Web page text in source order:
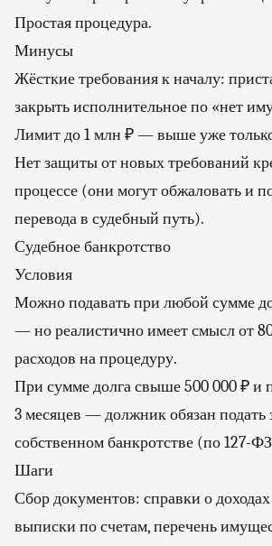
Простая процедура.
Минусы
Жёсткие требования к началу:
закрыть исполнительное по «нет
Лимит до 1 млн ₽ — выше уже
Нет защиты от новых требований
процессе (они могут обжаловать и
перевода в судебный путь).
Судебное банкротство
Условия
Можно подавать при любой сумме
— но реалистично имеет смысл от
расходов на процедуру.
При сумме долга свыше 500 000 ₽ и
3 месяцев — должник обязан подать
собственном банкротстве (по 127-
Шаги
Сбор документов: справки о доходах
выписки по счетам, перечень